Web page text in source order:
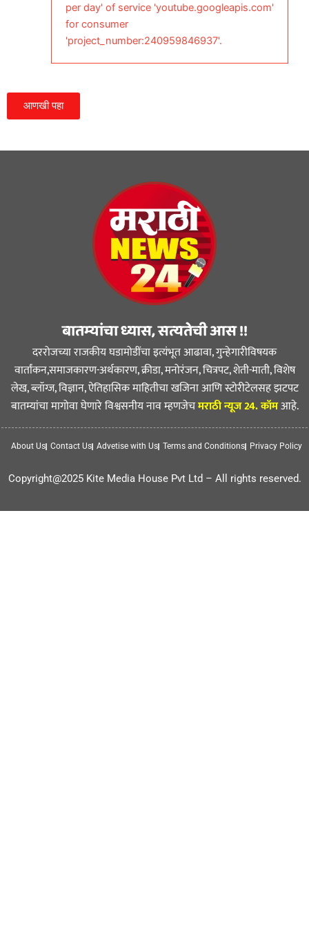
per day' of service 'youtube.googleapis.com'
for consumer
'project_number:240959846937'.
आणखी पहा
बातम्यांचा ध्यास, सत्यतेची आस !!
दररोजच्या राजकीय घडामोडींचा इत्यंभूत आढावा, गुन्हेगारीविषयक
वार्तांकन,समाजकारण-अर्थकारण, क्रीडा, मनोरंजन, चित्रपट, शेती-माती, विशेष
लेख, ब्लॉग्ज, विज्ञान, ऐतिहासिक माहितीचा खजिना आणि स्टोरीटेलसह झटपट
बातम्यांचा मागोवा घेणारे विश्वसनीय नाव म्हणजेचमराठी न्यूज 24. कॉमआहे.
About Us Contact Us Advetise with Us Terms and Conditions Privacy Policy
Copyright@2025 Kite Media House Pvt Ltd – All rights reserved.